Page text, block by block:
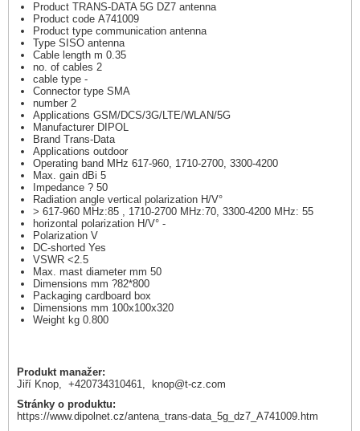
Product TRANS-DATA 5G DZ7 antenna
Product code A741009
Product type communication antenna
Type SISO antenna
Cable length m 0.35
no. of cables 2
cable type -
Connector type SMA
number 2
Applications GSM/DCS/3G/LTE/WLAN/5G
Manufacturer DIPOL
Brand Trans-Data
Applications outdoor
Operating band MHz 617-960, 1710-2700, 3300-4200
Max. gain dBi 5
Impedance ? 50
Radiation angle vertical polarization H/V°
> 617-960 MHz:85 , 1710-2700 MHz:70, 3300-4200 MHz: 55
horizontal polarization H/V° -
Polarization V
DC-shorted Yes
VSWR <2.5
Max. mast diameter mm 50
Dimensions mm ?82*800
Packaging cardboard box
Dimensions mm 100x100x320
Weight kg 0.800
Produkt manažer:
Jiří Knop, +420734310461,
knop@t-cz.com
Stránky o produktu:
https://www.dipolnet.cz/antena_trans-data_5g_dz7_A741009.htm